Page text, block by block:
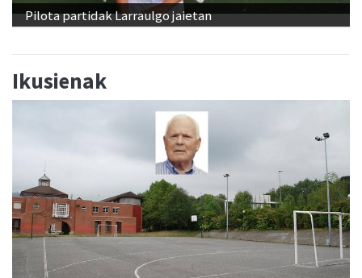
Pilota partidak Larraulgo jaietan
Ikusienak